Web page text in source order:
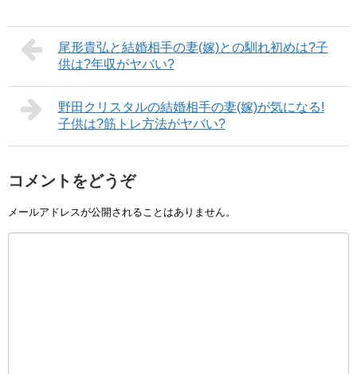
尾形貴弘と結婚相手の妻(嫁)との馴れ初めは?子
供は?年収がヤバい?
野田クリスタルの結婚相手の妻(嫁)が気になる!
子供は?筋トレ方法がヤバい?
コメントをどうぞ
メールアドレスが公開されることはありません。